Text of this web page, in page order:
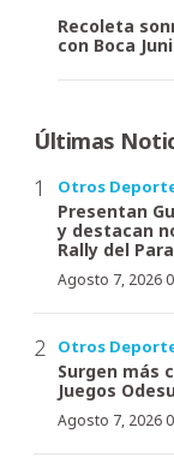
Recoleta
con Boca
Últimas
Otros
Presentan
y destacan
Rally del
Agosto 7, 2026
Otros
Surgen más
Juegos
Agosto 7, 2026